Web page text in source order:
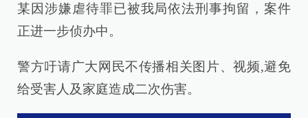
某因涉嫌虐待罪已被我局依法刑事拘留，案件
正进一步侦办中。
警方吁请广大网民不传播相关图片、视频,避免
给受害人及家庭造成二次伤害。